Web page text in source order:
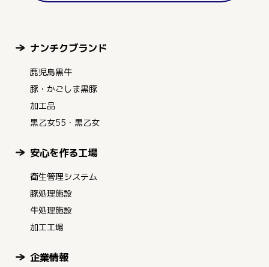
ナンチクブランド
鹿児島黒牛
豚・かごしま黒豚
加工品
黒乙女55・黒乙女
安心を作る工場
衛生管理システム
豚処理施設
牛処理施設
加工工場
企業情報